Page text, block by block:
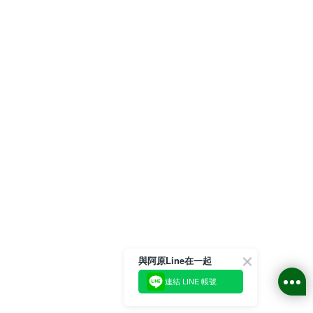
與阿原Line在一起
連結 LINE 帳號